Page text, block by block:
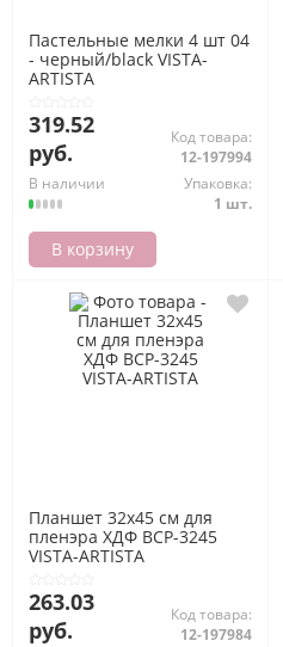
Пастельные мелки 4 шт 04
- черный/black VISTA-
ARTISTA
319.52
руб.
Код товара:
12-197994
В наличии
Упаковка:
1 шт.
В корзину
Планшет 32х45 см для
пленэра ХДФ BCP-3245
VISTA-ARTISTA
263.03
руб.
Код товара:
12-197984